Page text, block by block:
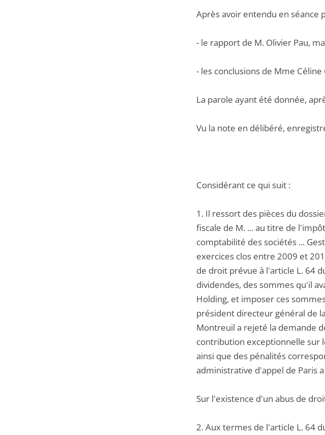
Après avoir entendu en séance
- le rapport de M. Olivier Pau,
- les conclusions de Mme
La parole ayant été donnée,
Vu la note en délibéré,
Considérant ce qui suit :
1. Il ressort des pièces du
fiscale de M. ... au titre de
comptabilité des sociétés ...
exercices clos entre 2009 et
de droit prévue à l'article L. 64
dividendes, des sommes qu'il
Holding, et imposer ces
président directeur général de
Montreuil a rejeté la demande
contribution exceptionnelle sur
ainsi que des pénalités
administrative d'appel de Paris
Sur l'existence d'un abus de
2. Aux termes de l'article L. 64